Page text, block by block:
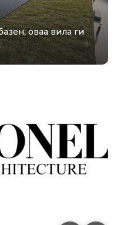
оваа вила ги